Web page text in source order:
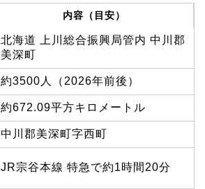
内容（目安）
北海道 上川総合振興局管内 中川郡
美深町
約3500人（2026年前後）
約672.09平方キロメートル
中川郡美深町字西町
JR宗谷本線 特急で約1時間20分